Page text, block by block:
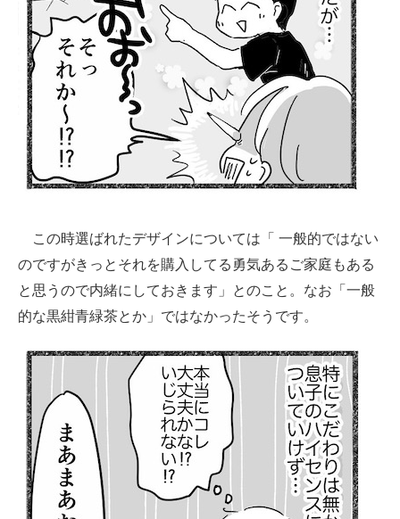
この時選ばれたデザインについては「 一般的ではない
のですがきっとそれを購入してる勇気あるご家庭もある
と思うので内緒にしておきます」とのこと。なお「一般
的な黒紺青緑茶とか」ではなかったそうです。